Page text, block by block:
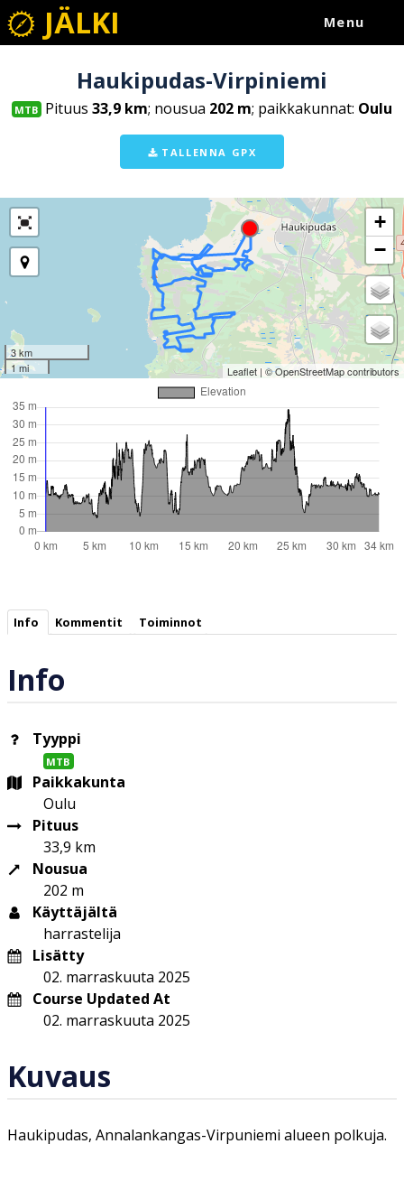
JÄLKI Menu
Haukipudas-Virpiniemi
MTB Pituus33,9 km; nousua 202 m; paikkakunnat: Oulu
TALLENNA GPX
+
−
3 km
1 mi
Leaflet | ©OpenStreetMapcontributors
Info Kommentit Toiminnot
Info
Tyyppi
MTB
Paikkakunta
Oulu
Pituus
33,9 km
Nousua
202 m
Käyttäjältä
harrastelija
Lisätty
02. marraskuuta 2025
Course Updated At
02. marraskuuta 2025
Kuvaus
Haukipudas, Annalankangas-Virpuniemi alueen polkuja.